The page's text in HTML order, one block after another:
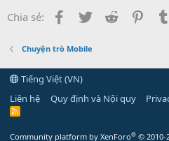
Chia sẻ: Facebook
Twitter Reddit
Chuyện trò Mobile
Tiếng Việt (VN)
Liên hệ
Quy định và Nội quy
R
Community platform by XenForo® © 2010-